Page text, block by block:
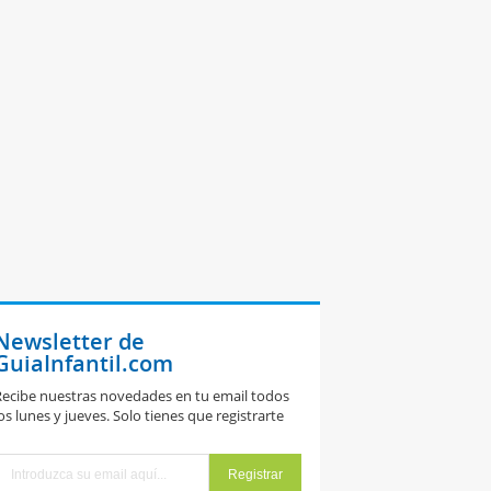
de
nuestras novedades en tu email todos
lunes y jueves. Solo tienes que registrarte